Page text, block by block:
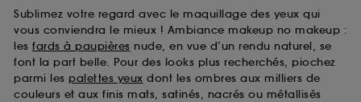
Sublimez votre regard avec le maquillage des yeux qui
vous conviendra le mieux ! Ambiance makeup no makeup :
les fards à paupières nude, en vue d’un rendu naturel, se
font la part belle. Pour des looks plus recherchés, piochez
parmi les palettes yeux dont les ombres aux milliers de
couleurs et aux finis mats, satinés, nacrés ou métallisés